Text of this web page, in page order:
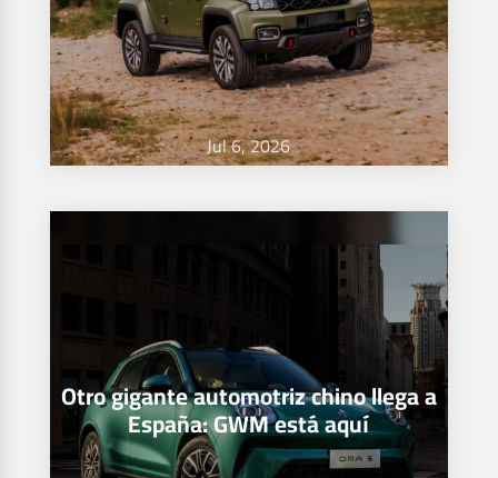
Jul 6, 2026
Otro gigante automotriz chino llega a
España: GWM está aquí